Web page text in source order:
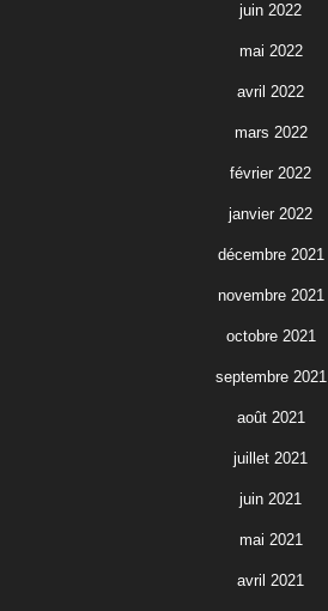
juin 2022
mai 2022
avril 2022
mars 2022
février 2022
janvier 2022
décembre 2021
novembre 2021
octobre 2021
septembre 2021
août 2021
juillet 2021
juin 2021
mai 2021
avril 2021